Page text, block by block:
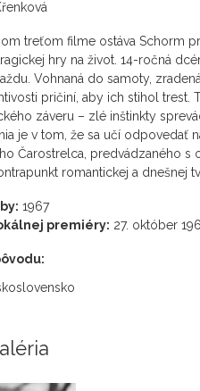
treťom filme ostáva Schorm
hry na život. 14-ročná
Vohnaná do samoty,
pričiní, aby ich stihol trest.
záveru – zlé inštinkty
je v tom, že sa učí odpovedať
Čarostrelca, predvádzaného
romantickej a dnešnej
1967
premiéry: 27. október